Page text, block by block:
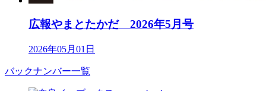
広報やまとたかだ 2026年5月号
2026年05月01日
バックナンバー一覧